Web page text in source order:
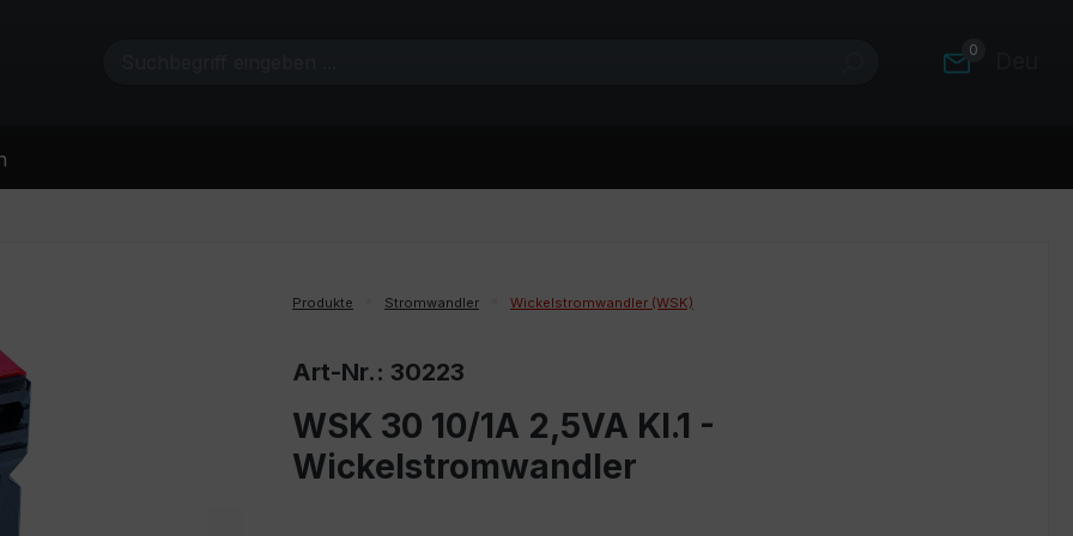
0
Produkte Stromwandler Wickelstromwandler (WSK)
Art-Nr.: 30223
WSK 30 10/1A 2,5VA Kl.1 -
Wickelstromwandler